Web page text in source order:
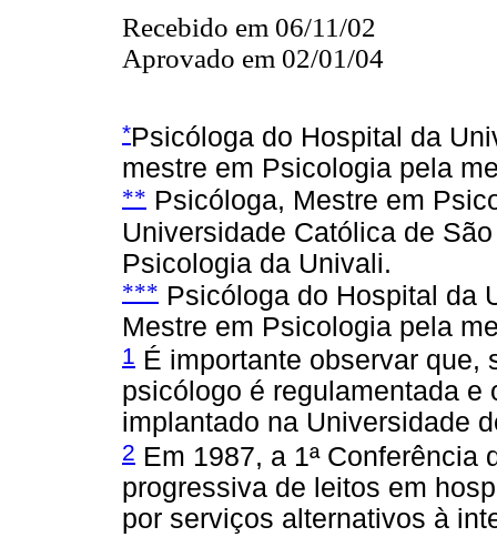
Recebido em 06/11/02
Aprovado em 02/01/04
*Psicóloga do Hospital da
mestre em Psicologia pela
** Psicóloga, Mestre em
Universidade Católica de
Psicologia da Univali.
*** Psicóloga do Hospital da
Mestre em Psicologia pela
1 É importante observar que,
psicólogo é regulamentada
implantado na Universidade
2 Em 1987, a 1ª Conferência
progressiva de leitos em
por serviços alternativos à